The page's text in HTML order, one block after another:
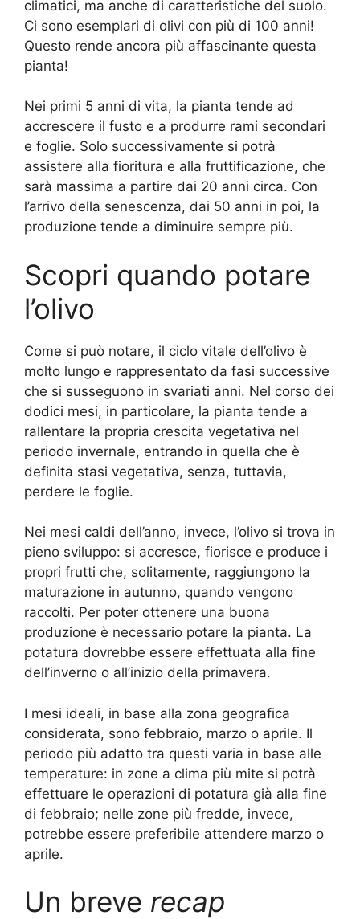
climatici, ma anche di caratteristiche del suolo.
Ci sono esemplari di olivi con più di 100 anni!
Questo rende ancora più affascinante questa
pianta!
Nei primi 5 anni di vita, la pianta tende ad
accrescere il fusto e a produrre rami secondari
e foglie. Solo successivamente si potrà
assistere alla fioritura e alla fruttificazione, che
sarà massima a partire dai 20 anni circa. Con
l’arrivo della senescenza, dai 50 anni in poi, la
produzione tende a diminuire sempre più.
Scopri quando potare
l’olivo
Come si può notare, il ciclo vitale dell’olivo è
molto lungo e rappresentato da fasi successive
che si susseguono in svariati anni. Nel corso dei
dodici mesi, in particolare, la pianta tende a
rallentare la propria crescita vegetativa nel
periodo invernale, entrando in quella che è
definita stasi vegetativa, senza, tuttavia,
perdere le foglie.
Nei mesi caldi dell’anno, invece, l’olivo si trova in
pieno sviluppo: si accresce, fiorisce e produce i
propri frutti che, solitamente, raggiungono la
maturazione in autunno, quando vengono
raccolti. Per poter ottenere una buona
produzione è necessario potare la pianta. La
potatura dovrebbe essere effettuata alla fine
dell’inverno o all’inizio della primavera.
I mesi ideali, in base alla zona geografica
considerata, sono febbraio, marzo o aprile. Il
periodo più adatto tra questi varia in base alle
temperature: in zone a clima più mite si potrà
effettuare le operazioni di potatura già alla fine
di febbraio; nelle zone più fredde, invece,
potrebbe essere preferibile attendere marzo o
aprile.
Un breve recap